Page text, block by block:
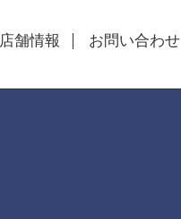
店舗情報 お問い合わせ